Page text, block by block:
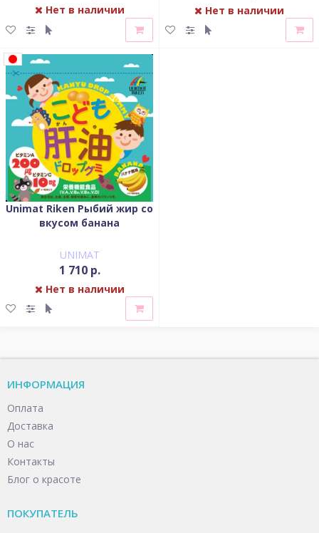
Нет в наличии Нет в наличии
Unimat Riken Рыбий жир со
вкусом банана
UNIMAT
1 710 р.
Нет в наличии
ИНФОРМАЦИЯ
Оплата
Доставка
О нас
Контакты
Блог о красоте
ПОКУПАТЕЛЬ